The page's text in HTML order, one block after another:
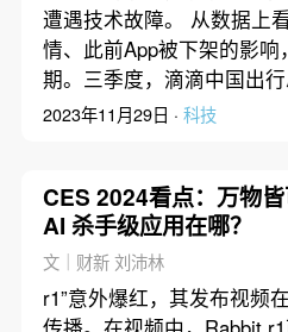
遭遇技术故障。 从数据上
情、此前App被下架的影
期。三季度，滴滴中国出
2023年11月29日 · 科技
CES 2024看点：万物
AI 杀手级应用在哪？
文｜财新 刘沛林
r1”意外爆红，其发布视频